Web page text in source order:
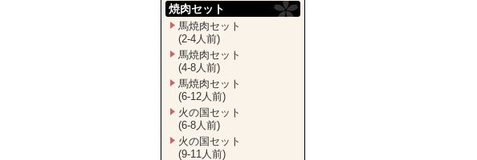
焼肉セット
馬焼肉セット
(2-4人前)
馬焼肉セット
(4-8人前)
馬焼肉セット
(6-12人前)
火の国セット
(6-8人前)
火の国セット
(9-11人前)